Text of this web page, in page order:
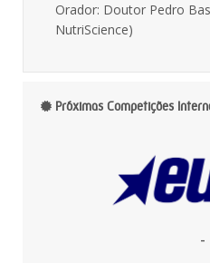
Orador: Doutor Pedro
NutriScience)
Próximas Competições
-